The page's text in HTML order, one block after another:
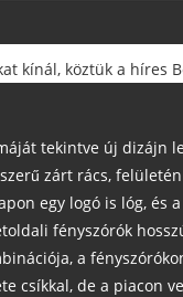
kínál, köztük a híres
tekintve új dizájn
zárt rács,
egy logó is lóg, és
fényszórók
a
csíkkal, de a piacon